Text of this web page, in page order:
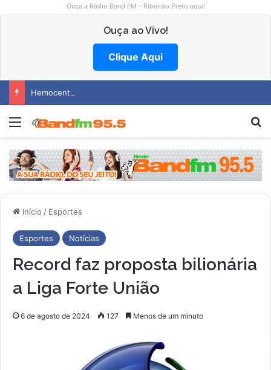
Ouça a Rádio Band FM - Ribeirão Preto aqui!
Ouça ao Vivo!
Clique Aqui
Hemocentro abre vagas na região
Menu
Início / Esportes
Esportes Notícias
Record faz proposta bilionária
a Liga Forte União
6 de agosto de 2024 127 Menos de um minuto